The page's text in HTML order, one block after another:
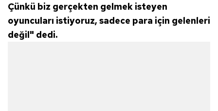
Çünkü biz gerçekten gelmek isteyen
oyuncuları istiyoruz, sadece para için gelenleri
değil" dedi.